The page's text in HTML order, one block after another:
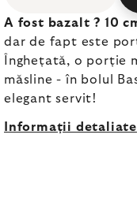
A fost bazalt ? 10
dar de fapt este
Înghețată, o porție
măsline - în bolul
elegant servit!
Informaţii detaliate